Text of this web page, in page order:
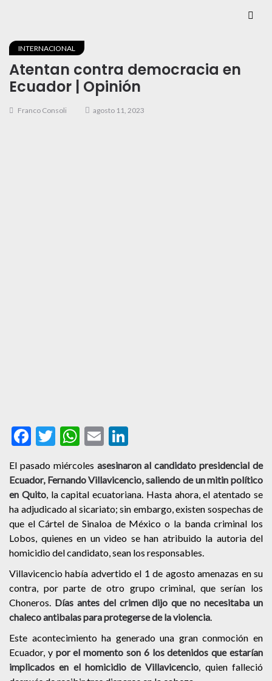
INTERNACIONAL
Atentan contra democracia en
Ecuador | Opinión
Franco Consoli agosto 11, 2023
Facebook
Twitter
WhatsApp
Email
El pasado miércoles asesinaron al candidato presidencial de
Ecuador, Fernando Villavicencio, saliendo de un mitin político
en Quito, la capital ecuatoriana. Hasta ahora, el atentado se
ha adjudicado al sicariato; sin embargo, existen sospechas de
que el Cártel de Sinaloa de México o la banda criminal los
Lobos, quienes en un video se han atribuido la autoria del
homicidio del candidato, sean los responsables.
Villavicencio había advertido el 1 de agosto amenazas en su
contra, por parte de otro grupo criminal, que serían los
Choneros. Días antes del crimen dijo que no necesitaba un
chaleco antibalas para protegerse de la violencia.
Este acontecimiento ha generado una gran conmoción en
Ecuador, y por el momento son 6 los detenidos que estarían
implicados en el homicidio de Villavicencio, quien falleció